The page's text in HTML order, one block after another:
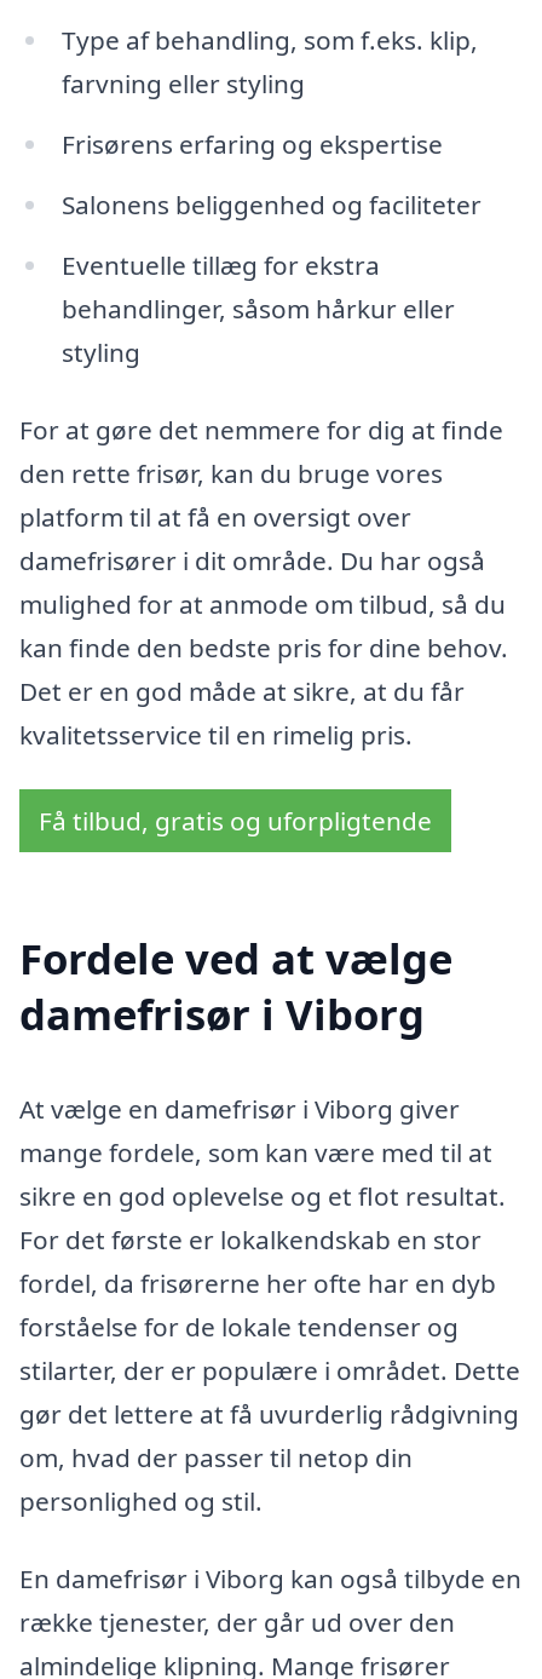
Type af behandling, som f.eks. klip,
farvning eller styling
Frisørens erfaring og ekspertise
Salonens beliggenhed og faciliteter
Eventuelle tillæg for ekstra
behandlinger, såsom hårkur eller
styling
For at gøre det nemmere for dig at finde
den rette frisør, kan du bruge vores
platform til at få en oversigt over
damefrisører i dit område. Du har også
mulighed for at anmode om tilbud, så du
kan finde den bedste pris for dine behov.
Det er en god måde at sikre, at du får
kvalitetsservice til en rimelig pris.
Få tilbud, gratis og uforpligtende
Fordele ved at vælge
damefrisør i Viborg
At vælge en damefrisør i Viborg giver
mange fordele, som kan være med til at
sikre en god oplevelse og et flot resultat.
For det første er lokalkendskab en stor
fordel, da frisørerne her ofte har en dyb
forståelse for de lokale tendenser og
stilarter, der er populære i området. Dette
gør det lettere at få uvurderlig rådgivning
om, hvad der passer til netop din
personlighed og stil.
En damefrisør i Viborg kan også tilbyde en
række tjenester, der går ud over den
almindelige klipning. Mange frisører